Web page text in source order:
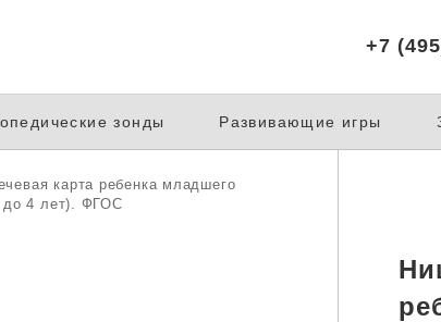
+7
зонды Развивающие игры
карта ребенка младшего
до 4 лет). ФГОС